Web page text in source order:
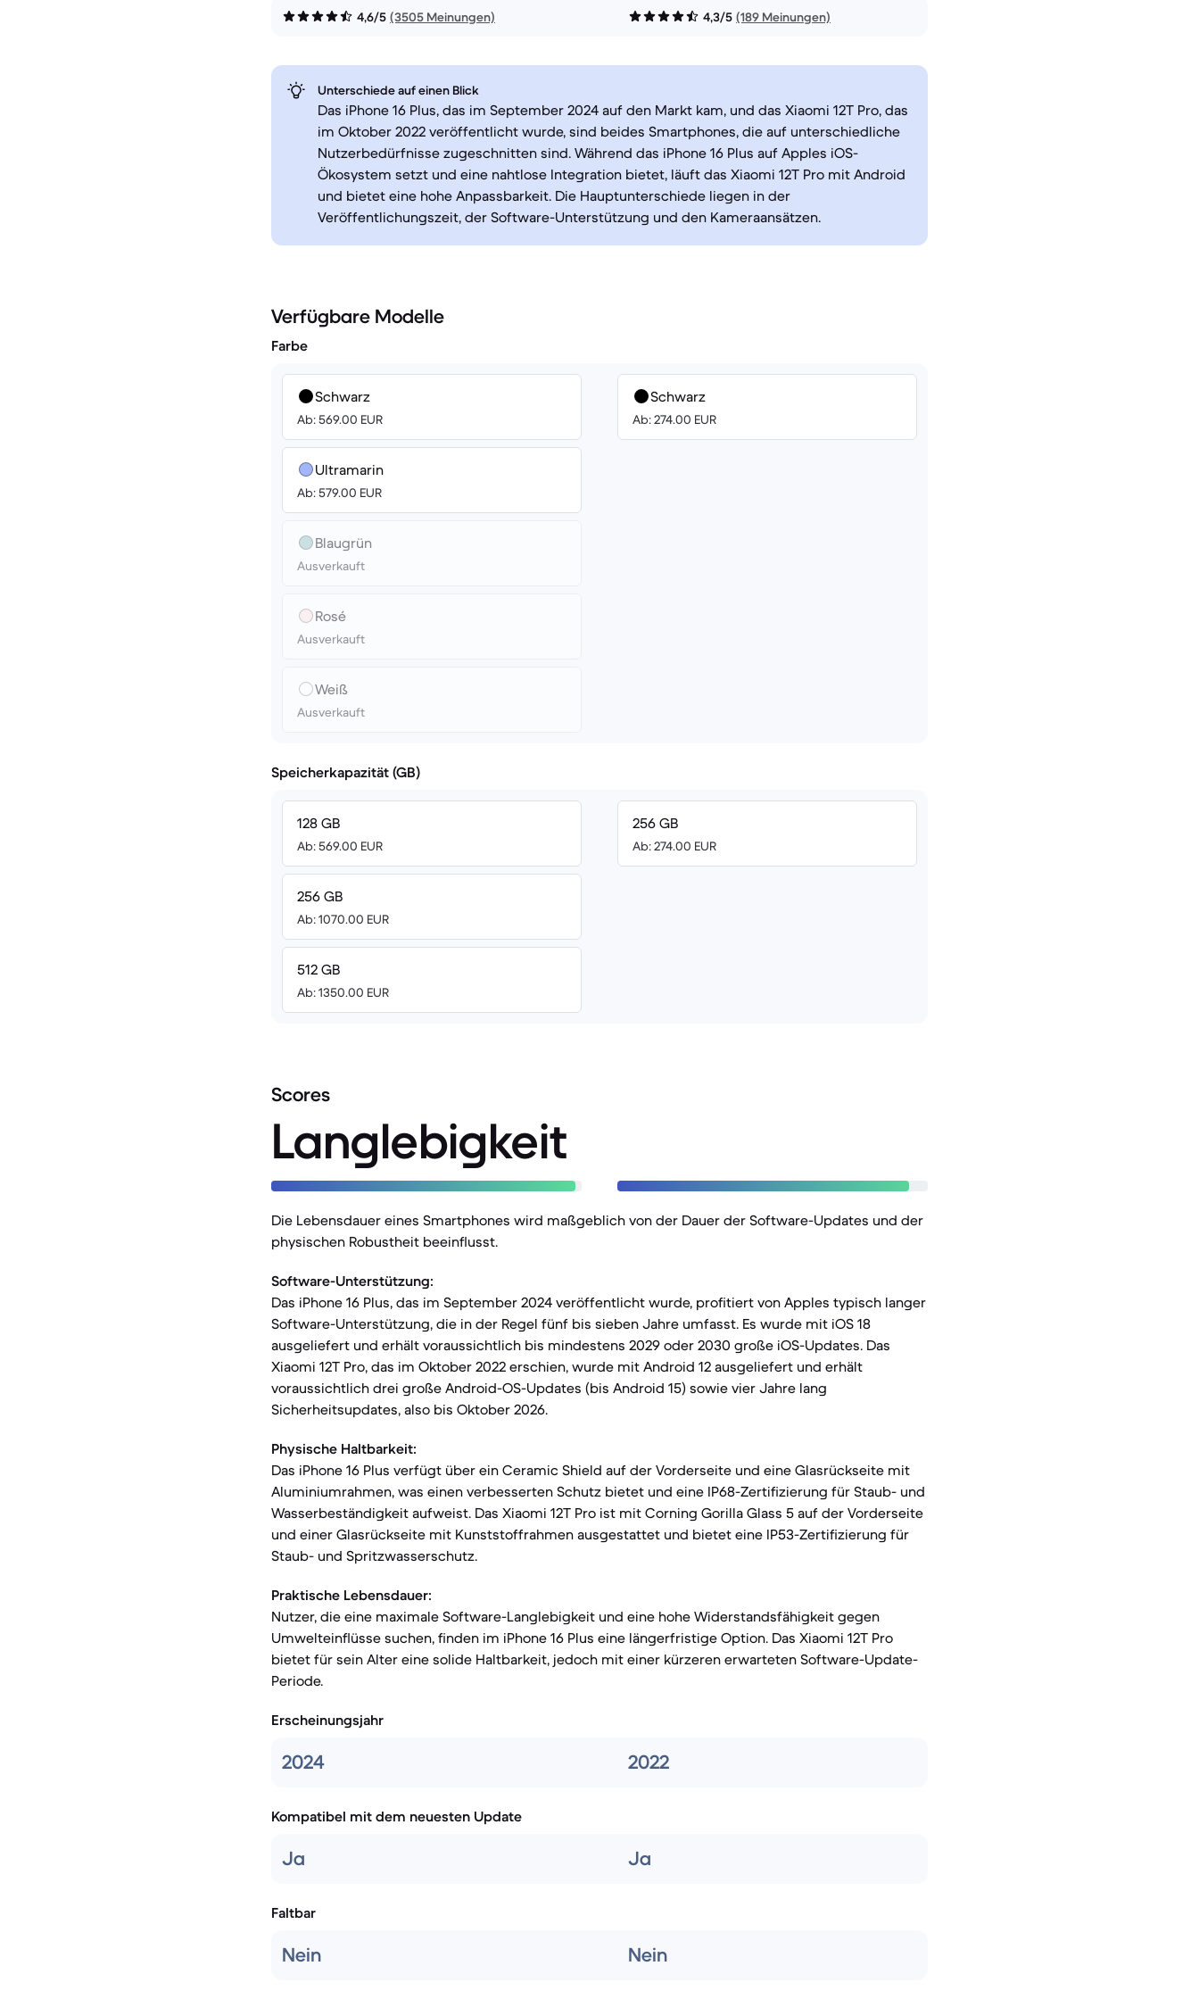
4,6/5 (3505 Meinungen) 4,3/5 (189 Meinungen)
Unterschiede auf einen Blick
Das iPhone 16 Plus, das im September 2024 auf den Markt kam, und das Xiaomi 12T Pro, das
im Oktober 2022 veröffentlicht wurde, sind beides Smartphones, die auf unterschiedliche
Nutzerbedürfnisse zugeschnitten sind. Während das iPhone 16 Plus auf Apples iOS-
Ökosystem setzt und eine nahtlose Integration bietet, läuft das Xiaomi 12T Pro mit Android
und bietet eine hohe Anpassbarkeit. Die Hauptunterschiede liegen in der
Veröffentlichungszeit, der Software-Unterstützung und den Kameraansätzen.
Verfügbare Modelle
Farbe
Schwarz
Ab: 569.00 EUR
Ultramarin
Ab: 579.00 EUR
Blaugrün
Ausverkauft
Rosé
Ausverkauft
Weiß
Ausverkauft
Schwarz
Ab: 274.00 EUR
Speicherkapazität (GB)
128 GB
Ab: 569.00 EUR
256 GB
Ab: 1070.00 EUR
512 GB
Ab: 1350.00 EUR
256 GB
Ab: 274.00 EUR
Scores
Langlebigkeit
Die Lebensdauer eines Smartphones wird maßgeblich von der Dauer der Software-Updates und der
physischen Robustheit beeinflusst.
Software-Unterstützung:
Das iPhone 16 Plus, das im September 2024 veröffentlicht wurde, profitiert von Apples typisch langer
Software-Unterstützung, die in der Regel fünf bis sieben Jahre umfasst. Es wurde mit iOS 18
ausgeliefert und erhält voraussichtlich bis mindestens 2029 oder 2030 große iOS-Updates. Das
Xiaomi 12T Pro, das im Oktober 2022 erschien, wurde mit Android 12 ausgeliefert und erhält
voraussichtlich drei große Android-OS-Updates (bis Android 15) sowie vier Jahre lang
Sicherheitsupdates, also bis Oktober 2026.
Physische Haltbarkeit:
Das iPhone 16 Plus verfügt über ein Ceramic Shield auf der Vorderseite und eine Glasrückseite mit
Aluminiumrahmen, was einen verbesserten Schutz bietet und eine IP68-Zertifizierung für Staub- und
Wasserbeständigkeit aufweist. Das Xiaomi 12T Pro ist mit Corning Gorilla Glass 5 auf der Vorderseite
und einer Glasrückseite mit Kunststoffrahmen ausgestattet und bietet eine IP53-Zertifizierung für
Staub- und Spritzwasserschutz.
Praktische Lebensdauer:
Nutzer, die eine maximale Software-Langlebigkeit und eine hohe Widerstandsfähigkeit gegen
Umwelteinflüsse suchen, finden im iPhone 16 Plus eine längerfristige Option. Das Xiaomi 12T Pro
bietet für sein Alter eine solide Haltbarkeit, jedoch mit einer kürzeren erwarteten Software-Update-
Periode.
Erscheinungsjahr
2024 2022
Kompatibel mit dem neuesten Update
Ja Ja
Faltbar
Nein Nein